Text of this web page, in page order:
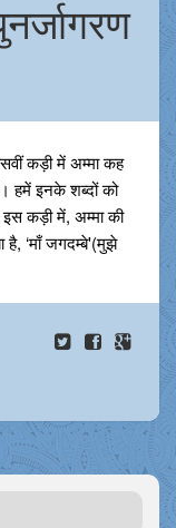
कड़ी में अम्मा कह
हमें इनके शब्दों को
कड़ी में, अम्मा की
है, ‘माँ जगदम्बे'(मुझे